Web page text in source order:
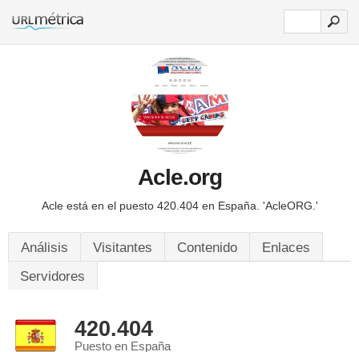
Acle.org
Acle está en el puesto 420.404 en España. 'AcleORG.'
Análisis Visitantes Contenido
Enlaces
Servidores
420.404
Puesto en España